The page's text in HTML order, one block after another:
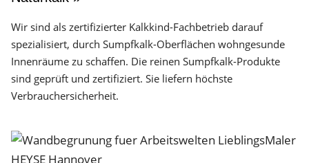
Wir sind als zertifizierter Kalkkind-Fachbetrieb darauf
spezialisiert, durch Sumpfkalk-Oberflächen wohngesunde
Innenräume zu schaffen. Die reinen Sumpfkalk-Produkte
sind geprüft und zertifiziert. Sie liefern höchste
Verbrauchersicherheit.